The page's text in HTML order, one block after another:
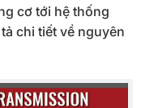
cơ tới hệ thống
chi tiết về nguyên